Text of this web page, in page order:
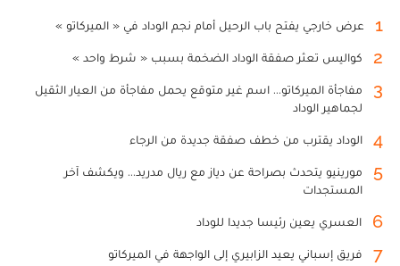
1 عرض خارجي يفتح باب الرحيل أمام نجم الوداد في « الميركاتو »
2 كواليس تعثر صفقة الوداد الضخمة بسبب « شرط واحد »
3
مفاجأة الميركاتو... اسم غير متوقع يحمل مفاجأة من العيار الثقيل
لجماهير الوداد
4 الوداد يقترب من خطف صفقة جديدة من الرجاء
5
مورينيو يتحدث بصراحة عن دياز مع ريال مدريد... ويكشف آخر
المستجدات
6 العسري يعين رئيسا جديدا للوداد
7 فريق إسباني يعيد الزابيري إلى الواجهة في الميركاتو